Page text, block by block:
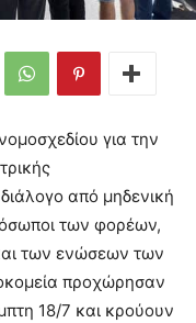
για την
από μηδενική
των φορέων,
των ενώσεων των
προχώρησαν
18/7 και κρούουν